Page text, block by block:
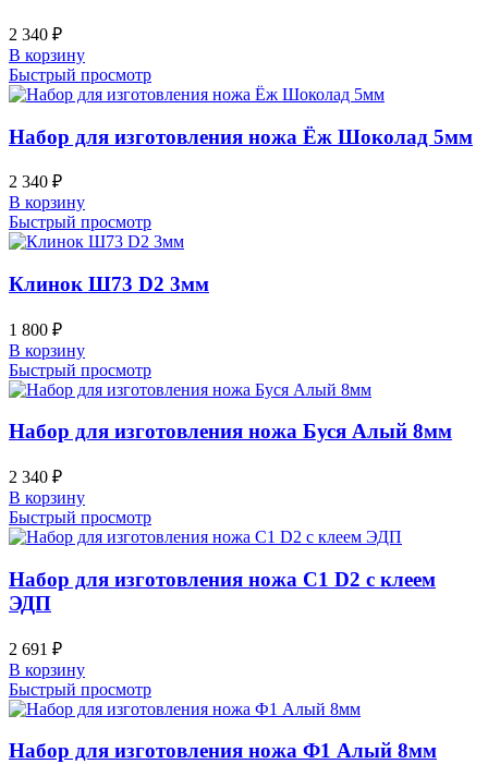
2 340 ₽
В корзину
Быстрый просмотр
Набор для изготовления ножа Ёж Шоколад 5мм
2 340 ₽
В корзину
Быстрый просмотр
Клинок Ш73 D2 3мм
1 800 ₽
В корзину
Быстрый просмотр
Набор для изготовления ножа Буся Алый 8мм
2 340 ₽
В корзину
Быстрый просмотр
Набор для изготовления ножа С1 D2 с клеем
ЭДП
2 691 ₽
В корзину
Быстрый просмотр
Набор для изготовления ножа Ф1 Алый 8мм